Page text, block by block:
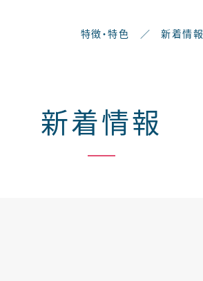
特徴・特色 ／ 新着情報
新着情報